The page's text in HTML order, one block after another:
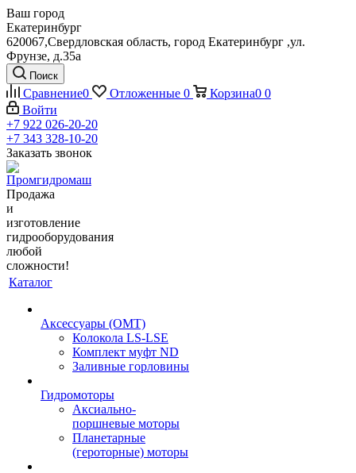
Ваш город
Екатеринбург
620067,Свердловская область, город Екатеринбург ,ул.
Фрунзе, д.35а
Поиск
Сравнение0 Отложенные 0 Корзина0 0
Войти
+7 922 026-20-20
+7 343 328-10-20
Заказать звонок
Продажа
и
изготовление
гидрооборудования
любой
сложности!
Каталог
Аксессуары (OMT)
Колокола LS-LSE
Комплект муфт ND
Заливные горловины
Гидромоторы
Аксиально-
поршневые моторы
Планетарные
(героторные) моторы